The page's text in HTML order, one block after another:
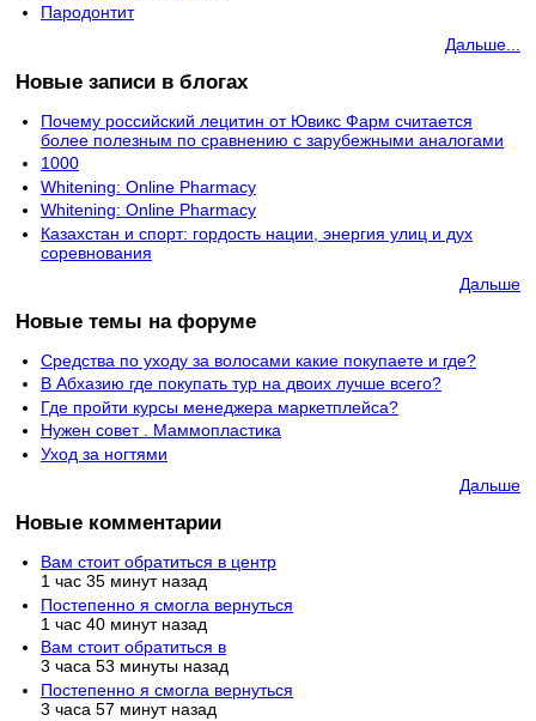
Пародонтит
Дальше...
Новые записи в блогах
Почему российский лецитин от Ювикс Фарм считается
более полезным по сравнению с зарубежными аналогами
1000
Whitening: Online Pharmacy
Whitening: Online Pharmacy
Казахстан и спорт: гордость нации, энергия улиц и дух
соревнования
Дальше
Новые темы на форуме
Средства по уходу за волосами какие покупаете и где?
В Абхазию где покупать тур на двоих лучше всего?
Где пройти курсы менеджера маркетплейса?
Нужен совет . Маммопластика
Уход за ногтями
Дальше
Новые комментарии
Вам стоит обратиться в центр
1 час 35 минут назад
Постепенно я смогла вернуться
1 час 40 минут назад
Вам стоит обратиться в
3 часа 53 минуты назад
Постепенно я смогла вернуться
3 часа 57 минут назад